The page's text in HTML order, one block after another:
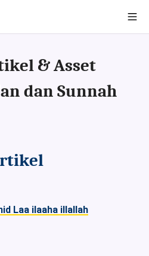
& Asset
dan Sunnah
Laa ilaaha illallah